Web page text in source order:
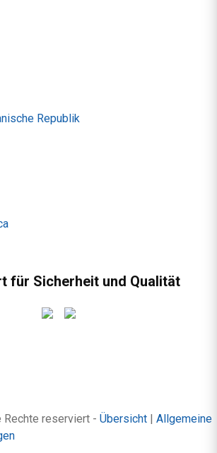
Republik
für Sicherheit und Qualität
reserviert - Übersicht | Allgemeine